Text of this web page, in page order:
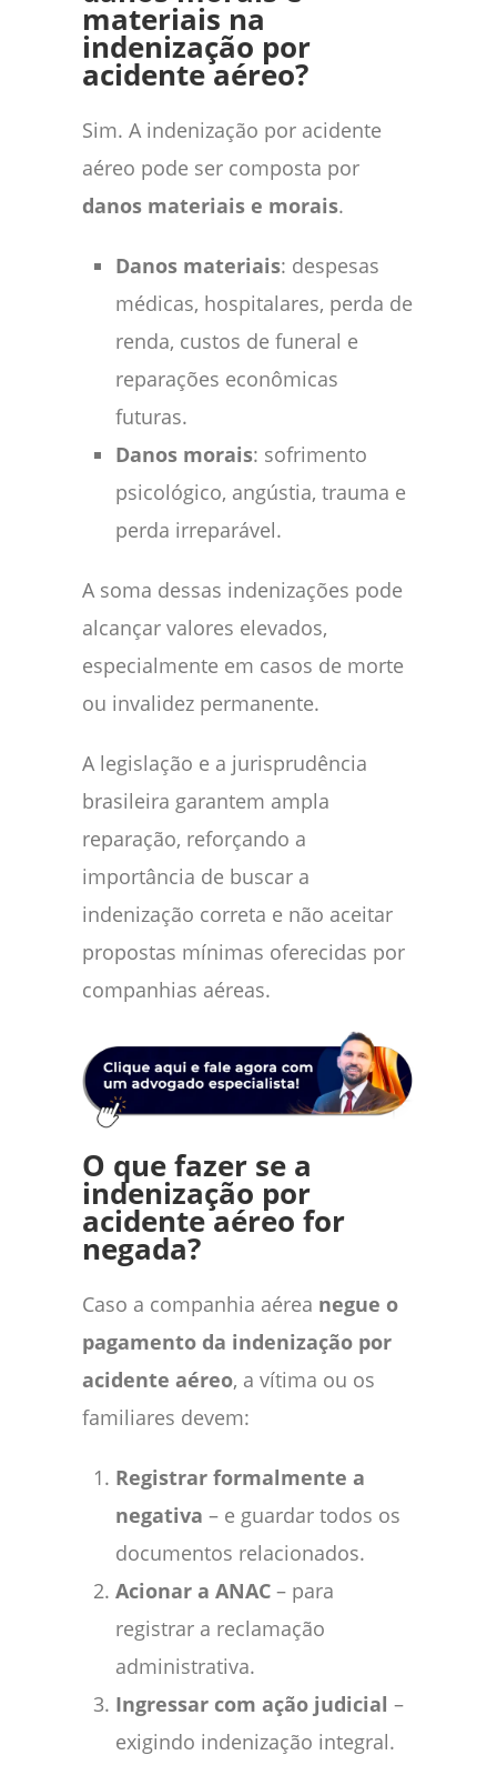
materiais na
indenização por
acidente aéreo?
Sim. A indenização por acidente
aéreo pode ser composta por
danos materiais e morais.
Danos materiais: despesas
médicas, hospitalares, perda de
renda, custos de funeral e
reparações econômicas
futuras.
Danos morais: sofrimento
psicológico, angústia, trauma e
perda irreparável.
A soma dessas indenizações pode
alcançar valores elevados,
especialmente em casos de morte
ou invalidez permanente.
A legislação e a jurisprudência
brasileira garantem ampla
reparação, reforçando a
importância de buscar a
indenização correta e não aceitar
propostas mínimas oferecidas por
companhias aéreas.
O que fazer se a
indenização por
acidente aéreo for
negada?
Caso a companhia aérea negue o
pagamento da indenização por
acidente aéreo, a vítima ou os
familiares devem:
Registrar formalmente a
negativa – e guardar todos os
documentos relacionados.
Acionar a ANAC – para
registrar a reclamação
administrativa.
Ingressar com ação judicial –
exigindo indenização integral.